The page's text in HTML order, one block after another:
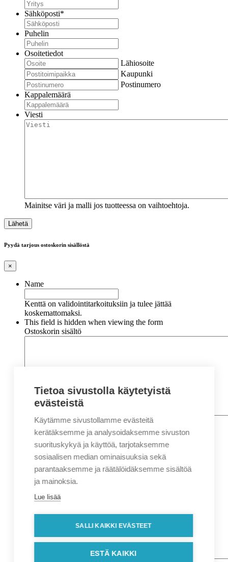
Sähköposti*
Puhelin
Osoitetiedot
Lähiosoite
Kaupunki
Postinumero
Kappalemäärä
Viesti
Mainitse väri ja malli jos tuotteessa on vaihtoehtoja.
Pyydä tarjous ostoskorin sisällöstä
×
Name
Kenttä on validointitarkoituksiin ja tulee jättää
koskemattomaksi.
This field is hidden when viewing the form
Ostoskorin sisältö
Nimi*
Etunimi
Sukunimi
Sähköposti*
Puhelin*
Osoitetiedot
Lähiosoite
Postinumero
Tietoa sivustolla käytetyistä
evästeistä
Käytämme sivustollamme evästeitä
kerätäksemme ja analysoidaksemme sivuston
suorituskykyä ja käyttöä, tarjotaksemme
sosiaalisen median ominaisuuksia sekä
parantaaksemme ja räätälöidäksemme sisältöä
ja mainoksia.
Lue lisää
SALLI KAIKKI EVÄSTEET
ESTÄ KAIKKI